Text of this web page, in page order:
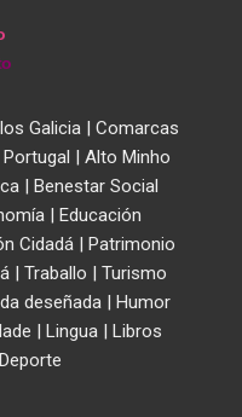
Galicia| Comarcas
| Alto Minho
| Benestar Social
| Educación
Cidadá| Patrimonio
| Traballo | Turismo
deseñada | Humor
| Lingua| Libros
Deporte